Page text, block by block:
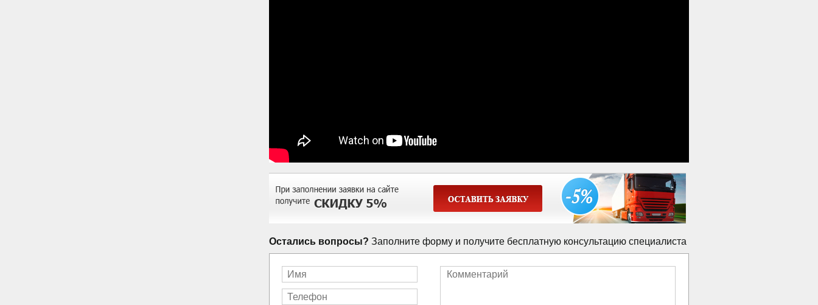
Остались вопросы? Заполните форму и получите бесплатную консультацию специалиста